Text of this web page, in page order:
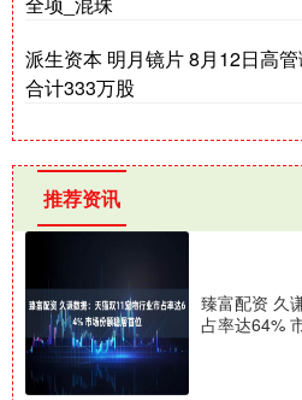
派生资本 明月镜片 8月12日高
合计333万股
推荐资讯
臻富配资 久
占率达64%